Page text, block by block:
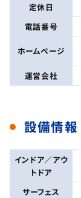
定休日
電話番号
ホームページ
運営会社
設備情報
インドア／アウ
トドア
サーフェス